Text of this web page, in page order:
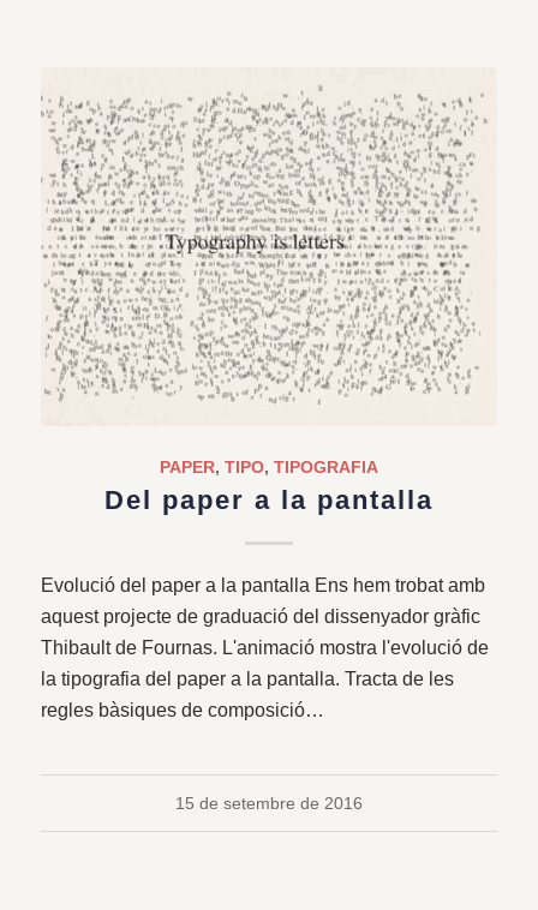
PAPER, TIPO, TIPOGRAFIA
Del paper a la pantalla
Evolució del paper a la pantalla Ens hem trobat amb
aquest projecte de graduació del dissenyador gràfic
Thibault de Fournas. L'animació mostra l'evolució de
la tipografia del paper a la pantalla. Tracta de les
regles bàsiques de composició…
15 de setembre de 2016